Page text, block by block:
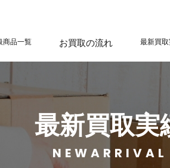
商品一覧 お買取の流れ 最新買
最新買取実
NEWARRIVAL